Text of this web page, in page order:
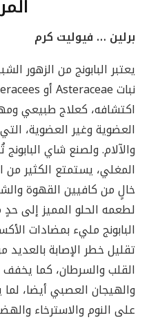
برلين … فيوليت كرم
اكتشافه، كعلاج طبيعي
العضوية وغير العضوية،
والآلام. ولصنع شاي
المغلي، يستمتع الكثير من
خالٍ من كافيين القهوة
لطعمه الحلو المميز إلى
البابونج مليء بمضادات
تقليل خطر الإصابة
القلب والسرطان، كما يخفف
والهيجان العصبي أيضا،
على النوم والاسترخاء